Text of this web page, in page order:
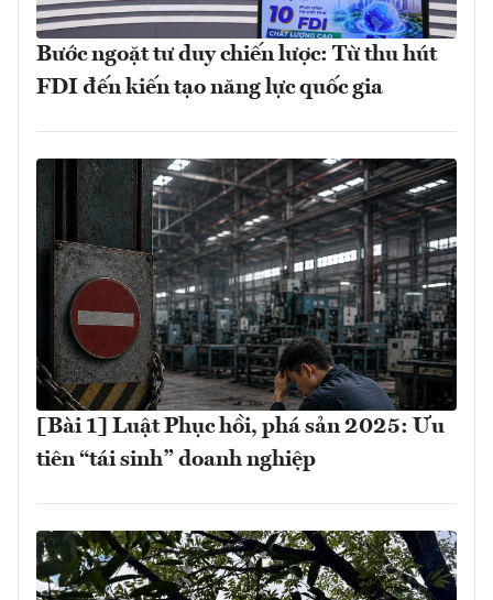
Bước ngoặt tư duy chiến lược: Từ thu hút
FDI đến kiến tạo năng lực quốc gia
[Bài 1] Luật Phục hồi, phá sản 2025: Ưu
tiên “tái sinh” doanh nghiệp